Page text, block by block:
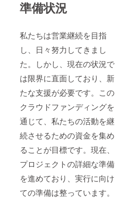
準備状況
私たちは営業継続を目指
し、日々努力してきまし
た。しかし、現在の状況で
は限界に直面しており、新
たな支援が必要です。この
クラウドファンディングを
通じて、私たちの活動を継
続させるための資金を集め
ることが目標です。現在、
プロジェクトの詳細な準備
を進めており、実行に向け
ての準備は整っています。